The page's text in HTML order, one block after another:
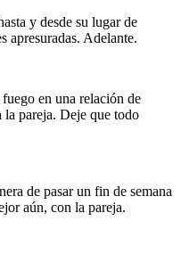
y desde su lugar de
apresuradas. Adelante.
en una relación de
la pareja. Deje que todo
de pasar un fin de semana
aún, con la pareja.